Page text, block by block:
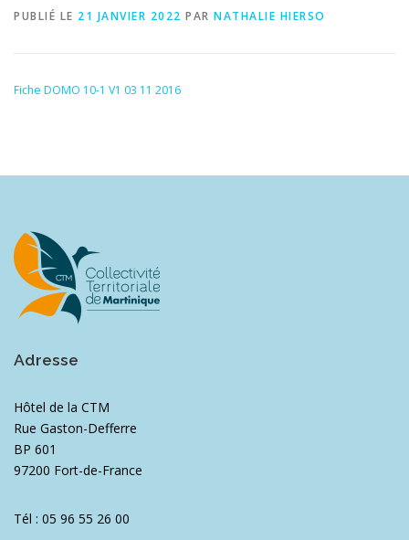
SIGNALER UNE FRAUDE
PUBLIÉ LE 21 JANVIER 2022 PAR NATHALIE HIERSO
Fiche DOMO 10-1 V1 03 11 2016
Adresse
Hôtel de la CTM
Rue Gaston-Defferre
BP 601
97200 Fort-de-France
Tél : 05 96 55 26 00